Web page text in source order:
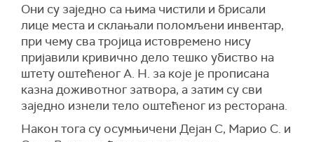
Они су заједно са њима чистили и брисали
лице места и склањали поломљени инвентар,
при чему сва тројица истовремено нису
пријавили кривично дело тешко убиство на
штету оштећеног А. Н. за које је прописана
казна доживотног затвора, а затим су сви
заједно изнели тело оштећеног из ресторана.
Након тога су осумњичени Дејан С, Марио С. и